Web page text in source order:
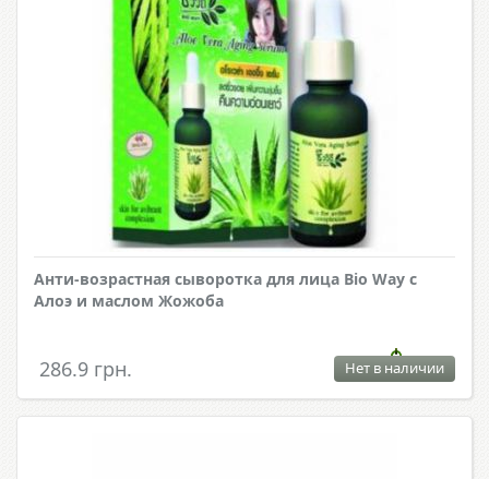
Анти-возрастная сыворотка для лица Bio Way с
Алоэ и маслом Жожоба
286.9 грн. Нет в наличии